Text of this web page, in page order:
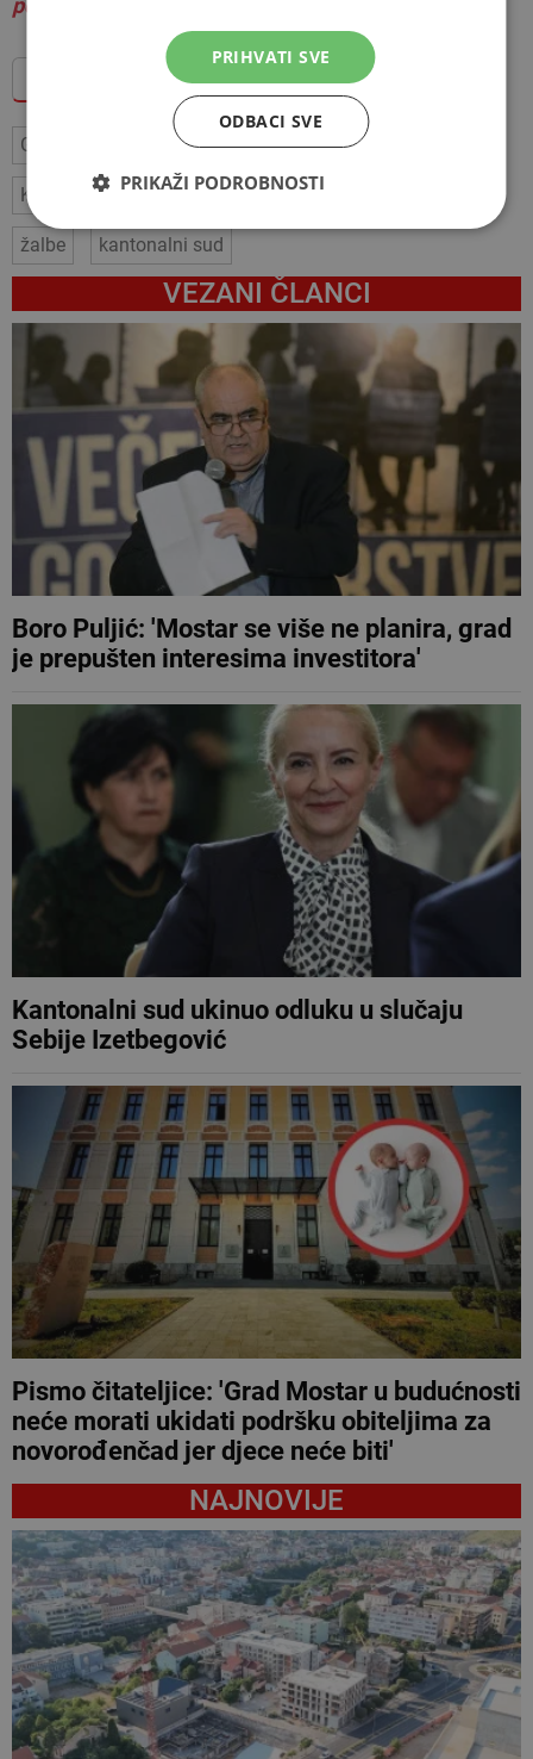
poveznicu na autorski članak.
Dodajte Hercegovina.info među omiljene izvore
Grad Mostar urbanizam Žalbeno vijeće
Komunalna naknada Inspekcijski nadzor
žalbe kantonalni sud
VEZANI ČLANCI
Boro Puljić: 'Mostar se više ne planira, grad
je prepušten interesima investitora'
Kantonalni sud ukinuo odluku u slučaju
Sebije Izetbegović
Pismo čitateljice: 'Grad Mostar u budućnosti
neće morati ukidati podršku obiteljima za
novorođenčad jer djece neće biti'
NAJNOVIJE
PRIHVATI SVE
ODBACI SVE
PRIKAŽI PODROBNOSTI